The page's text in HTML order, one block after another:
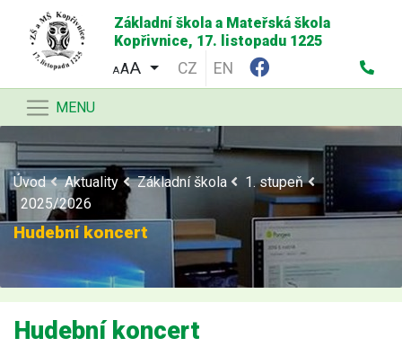
Základní škola a Mateřská škola
Kopřivnice, 17. listopadu 1225
AA CZ EN
MENU
Úvod Aktuality Základní škola
1. stupeň
2025/2026
Hudební koncert
Hudební koncert